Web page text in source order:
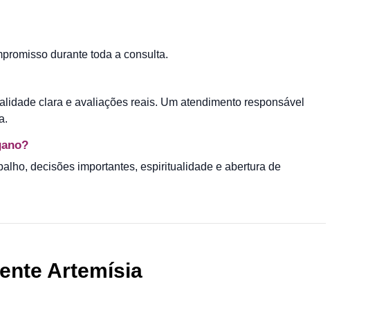
durante toda a consulta.
clara e avaliações reais. Um atendimento responsável
decisões importantes, espiritualidade e abertura de
Artemísia